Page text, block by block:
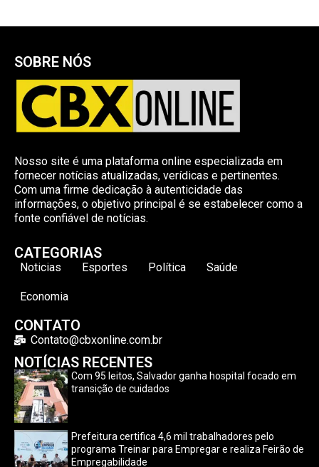
SOBRE NÓS
Nosso site é uma plataforma online especializada em
fornecer notícias atualizadas, verídicas e pertinentes.
Com uma firme dedicação à autenticidade das
informações, o objetivo principal é se estabelecer como a
fonte confiável de notícias.
CATEGORIAS
Noticias Esportes Política Saúde
Economia
CONTATO
Contato@cbxonline.com.br
NOTÍCIAS RECENTES
Com 95 leitos, Salvador ganha hospital focado em
transição de cuidados
Prefeitura certifica 4,6 mil trabalhadores pelo
programa Treinar para Empregar e realiza Feirão de
Empregabilidade